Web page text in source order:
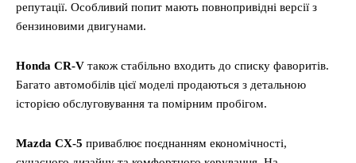
репутації. Особливий попит мають повнопривідні версії з
бензиновими двигунами.
Honda CR-V також стабільно входить до списку фаворитів.
Багато автомобілів цієї моделі продаються з детальною
історією обслуговування та помірним пробігом.
Mazda CX-5 приваблює поєднанням економічності,